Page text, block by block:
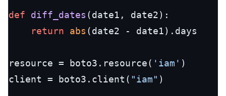
def diff_dates (date1, date2):
return
abs (date2 - date1).days
resource = boto3.resource( 'iam' )
client = boto3.client( "iam" )